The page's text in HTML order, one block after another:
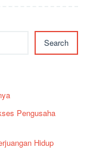
Search
Pengusaha
Hidup